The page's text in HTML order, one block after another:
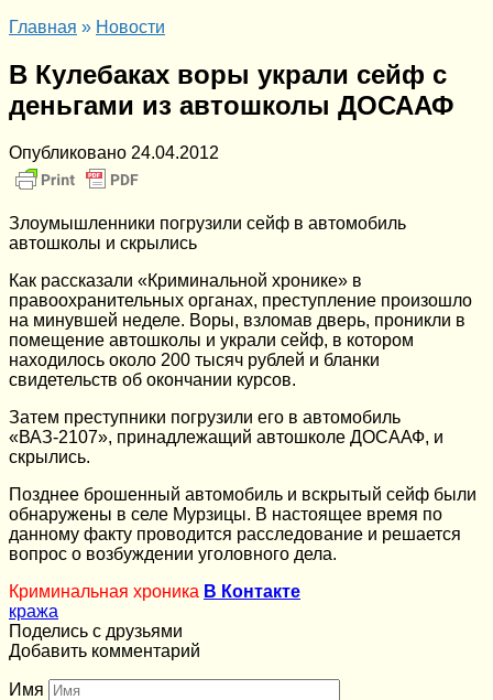
Главная » Новости
В Кулебаках воры украли сейф с
деньгами из автошколы ДОСААФ
Опубликовано 24.04.2012
Злоумышленники погрузили сейф в автомобиль
автошколы и скрылись
Как рассказали «Криминальной хронике» в
правоохранительных органах, преступление произошло
на минувшей неделе. Воры, взломав дверь, проникли в
помещение автошколы и украли сейф, в котором
находилось около 200 тысяч рублей и бланки
свидетельств об окончании курсов.
Затем преступники погрузили его в автомобиль
«ВАЗ-2107», принадлежащий автошколе ДОСААФ, и
скрылись.
Позднее брошенный автомобиль и вскрытый сейф были
обнаружены в селе Мурзицы. В настоящее время по
данному факту проводится расследование и решается
вопрос о возбуждении уголовного дела.
Криминальная хроника В Контакте
кража
Поделись с друзьями
Добавить комментарий
Имя